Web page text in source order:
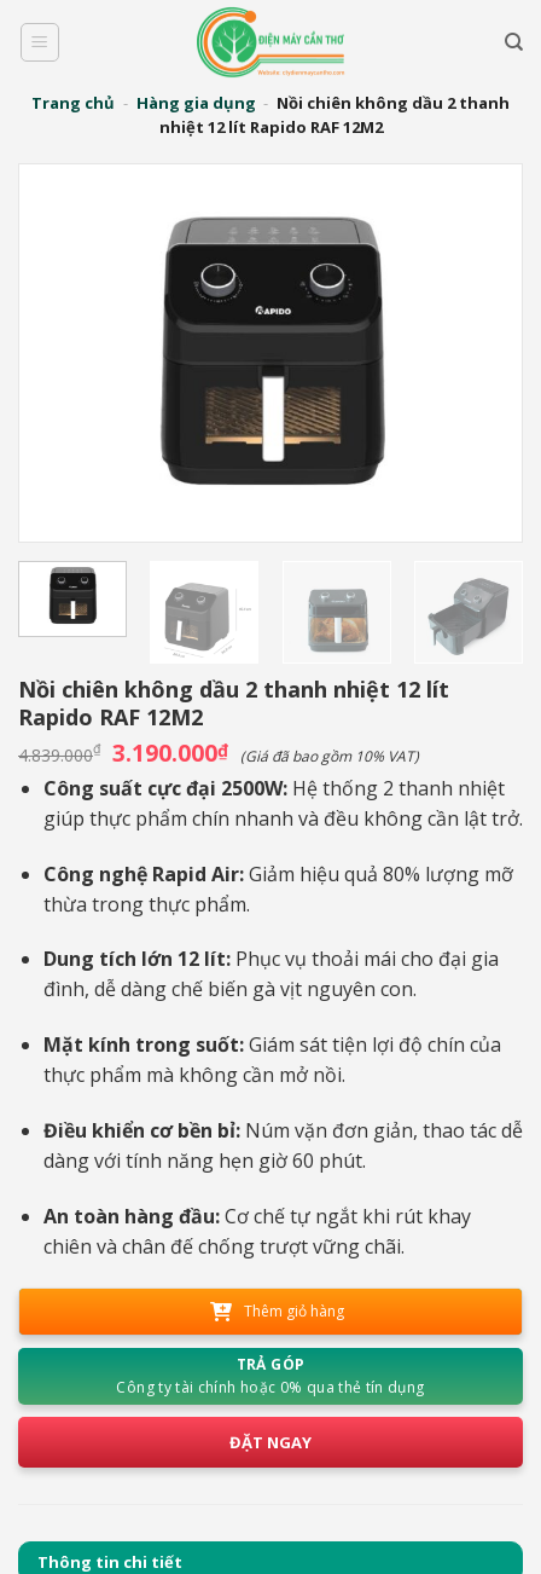
qua
dungTrang chủ - Hàng gia dụng - Nồi chiên không dầu 2 thanh
nhiệt 12 lít Rapido RAF 12M2
Nồi chiên không dầu 2 thanh nhiệt 12 lít
Rapido RAF 12M2
4.839.000₫ Giá
gốc
là:
4.839.000₫.
3.190.000₫Giá
hiện
tại
là:
3.190.000₫.
(Giá đã bao gồm 10% VAT)
Công suất cực đại 2500W:Hệ thống 2 thanh nhiệt
giúp thực phẩm chín nhanh và đều không cần lật trở.
Công nghệ Rapid Air:Giảm hiệu quả 80% lượng mỡ
thừa trong thực phẩm.
Dung tích lớn 12 lít:Phục vụ thoải mái cho đại gia
đình, dễ dàng chế biến gà vịt nguyên con.
Mặt kính trong suốt:Giám sát tiện lợi độ chín của
thực phẩm mà không cần mở nồi.
Điều khiển cơ bền bỉ:Núm vặn đơn giản, thao tác dễ
dàng với tính năng hẹn giờ 60 phút.
An toàn hàng đầu:Cơ chế tự ngắt khi rút khay
chiên và chân đế chống trượt vững chãi.
Thêm giỏ hàng
TRẢ GÓP
Công ty tài chính hoặc 0% qua thẻ tín dụng
ĐẶT NGAY
Thông tin chi tiết